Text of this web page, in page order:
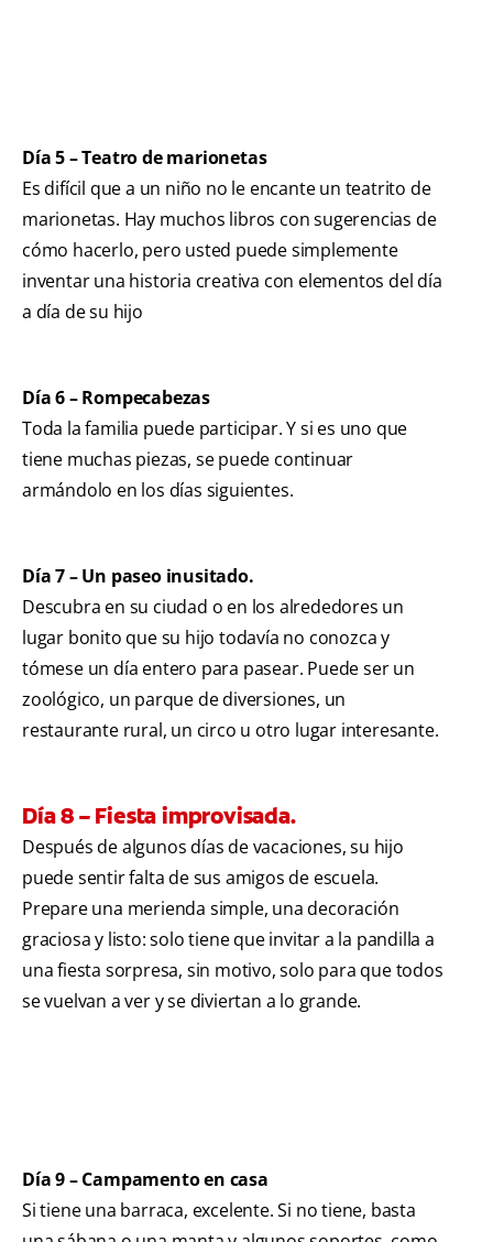
Día 5 – Teatro de marionetas
Es difícil que a un niño no le encante un teatrito de
marionetas. Hay muchos libros con sugerencias de
cómo hacerlo, pero usted puede simplemente
inventar una historia creativa con elementos del día
a día de su hijo
Día 6 – Rompecabezas
Toda la familia puede participar. Y si es uno que
tiene muchas piezas, se puede continuar
armándolo en los días siguientes.
Día 7 – Un paseo inusitado.
Descubra en su ciudad o en los alrededores un
lugar bonito que su hijo todavía no conozca y
tómese un día entero para pasear. Puede ser un
zoológico, un parque de diversiones, un
restaurante rural, un circo u otro lugar interesante.
Día 8 – Fiesta improvisada.
Después de algunos días de vacaciones, su hijo
puede sentir falta de sus amigos de escuela.
Prepare una merienda simple, una decoración
graciosa y listo: solo tiene que invitar a la pandilla a
una fiesta sorpresa, sin motivo, solo para que todos
se vuelvan a ver y se diviertan a lo grande.
Día 9 – Campamento en casa
Si tiene una barraca, excelente. Si no tiene, basta